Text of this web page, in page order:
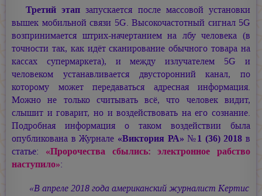
Третий этап запускается после массовой установки
вышек мобильной связи 5G. Высокочастотный сигнал 5G
возпринимается штрих-начертанием на лбу человека (в
точности так, как идёт сканирование обычного товара на
кассах супермаркета), и между излучателем 5G и
человеком устанавливается двусторонний канал, по
которому может передаваться адресная информация.
Можно не только считывать всё, что человек видит,
слышит и говарит, но и воздействовать на его сознание.
Подробная информация о таком воздействии была
опубликована в Журнале «Виктория РА» №1 (36) 2018 в
статье: «Пророчества сбылись: электронное рабство
наступило»:
«В апреле 2018 года американский журналист Кертис